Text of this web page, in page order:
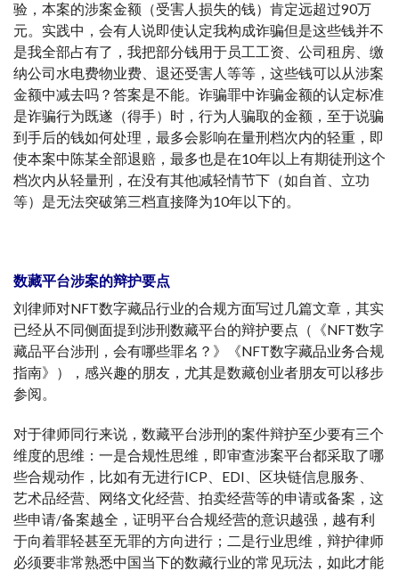
验，本案的涉案金额（受害人损失的钱）肯定远超过90万
元。实践中，会有人说即使认定我构成诈骗但是这些钱并不
是我全部占有了，我把部分钱用于员工工资、公司租房、缴
纳公司水电费物业费、退还受害人等等，这些钱可以从涉案
金额中减去吗？答案是不能。诈骗罪中诈骗金额的认定标准
是诈骗行为既遂（得手）时，行为人骗取的金额，至于说骗
到手后的钱如何处理，最多会影响在量刑档次内的轻重，即
使本案中陈某全部退赔，最多也是在10年以上有期徒刑这个
档次内从轻量刑，在没有其他减轻情节下（如自首、立功
等）是无法突破第三档直接降为10年以下的。
数藏平台涉案的辩护要点
刘律师对NFT数字藏品行业的合规方面写过几篇文章，其实
已经从不同侧面提到涉刑数藏平台的辩护要点（《NFT数字
藏品平台涉刑，会有哪些罪名？》《NFT数字藏品业务合规
指南》），感兴趣的朋友，尤其是数藏创业者朋友可以移步
参阅。
对于律师同行来说，数藏平台涉刑的案件辩护至少要有三个
维度的思维：一是合规性思维，即审查涉案平台都采取了哪
些合规动作，比如有无进行ICP、EDI、区块链信息服务、
艺术品经营、网络文化经营、拍卖经营等的申请或备案，这
些申请/备案越全，证明平台合规经营的意识越强，越有利
于向着罪轻甚至无罪的方向进行；二是行业思维，辩护律师
必须要非常熟悉中国当下的数藏行业的常见玩法，如此才能